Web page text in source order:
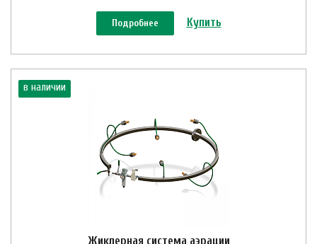
Подробнее Купить
в наличии
Жиклерная система аэрации